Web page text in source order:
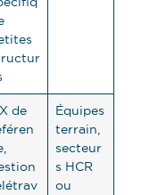
de
Équipes
terrain,
secteur
s HCR
ou